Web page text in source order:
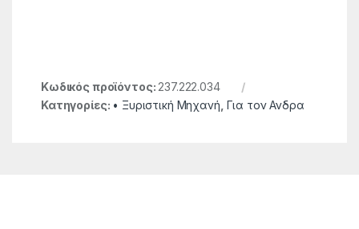
Κωδικός προϊόντος: 237.222.034
Κατηγορίες: • Ξυριστική Μηχανή Για τον Ανδρα